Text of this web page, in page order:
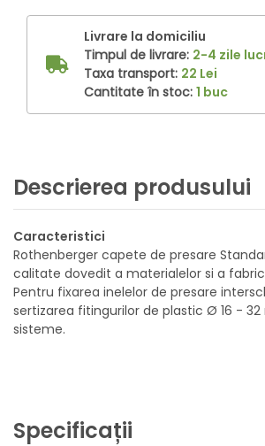
Livrare la domiciliu
Timpul de livrare: 2-4 zile
Taxa transport: 22 Lei
Cantitate în stoc: 1 buc
Descrierea produsului
Caracteristici
Rothenberger capete de presare
calitate dovedit a materialelor si a
Pentru fixarea inelelor de presare
sertizarea fitingurilor de plastic Ø 16 -
sisteme.
Specificații